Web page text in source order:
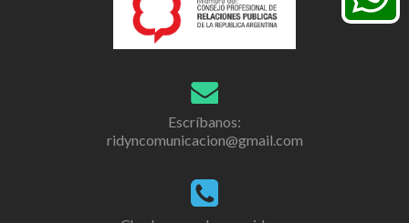
Escríbanos:
ridyncomunicacion@gmail.com